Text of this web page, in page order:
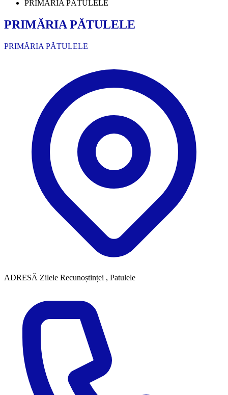
PRIMĂRIA PĂTULELE
PRIMĂRIA PĂTULELE
PRIMĂRIA PĂTULELE
ADRESĂ Zilele Recunoștinței , Patulele